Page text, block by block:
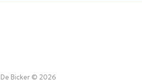
De Bicker © 2026